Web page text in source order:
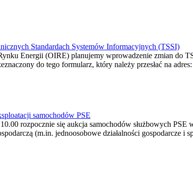
Standardach Systemów Informacyjnych (TSSI)
Energii (OIRE) planujemy wprowadzenie zmian do
do tego formularz, który należy przesłać na
samochodów PSE
rozpocznie się aukcja samochodów służbowych
(m.in. jednoosobowe działalności gospodarcze